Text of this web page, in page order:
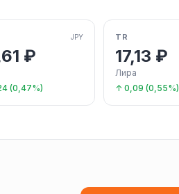
JPY
₽
(0,47%)
TR
17,13 ₽
Лира
↑ 0,09 (0,55%)